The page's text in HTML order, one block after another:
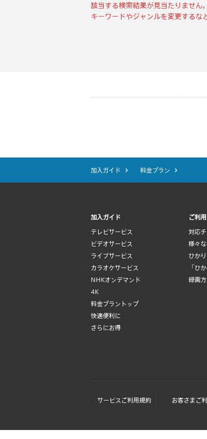
該当する検索結果が見当たりません。
キーワードやジャンルを変更するな
加入ガイド 料金プラン
加入ガイド
テレビサービス
ビデオサービス
ライブサービス
カラオケサービス
NHKオンデマンド
4K
料金プラントップ
快適便利に
さらにお得
ご利
対応
様々
ひか
「ひ
録画
サービスご利用規約 お客さまご